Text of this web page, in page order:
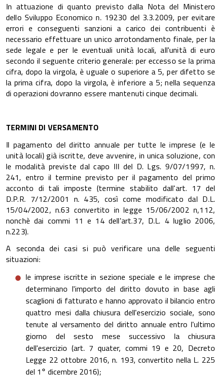
In attuazione di quanto previsto dalla Nota del Ministero
dello Sviluppo Economico n. 19230 del 3.3.2009, per evitare
errori e conseguenti sanzioni a carico dei contribuenti è
necessario effettuare un unico arrotondamento finale, per la
sede legale e per le eventuali unità locali, all'unità di euro
secondo il seguente criterio generale: per eccesso se la prima
cifra, dopo la virgola, è uguale o superiore a 5, per difetto se
la prima cifra, dopo la virgola, è inferiore a 5; nella sequenza
di operazioni dovranno essere mantenuti cinque decimali.
TERMINI DI VERSAMENTO
Il pagamento del diritto annuale per tutte le imprese (e le
unità locali) già iscritte, deve avvenire, in unica soluzione, con
le modalità previste dal capo III del D. Lgs. 9/07/1997, n.
241, entro il termine previsto per il pagamento del primo
acconto di tali imposte (termine stabilito dall'art. 17 del
D.P.R. 7/12/2001 n. 435, così come modificato dal D.L.
15/04/2002, n.63 convertito in legge 15/06/2002 n,112,
nonchè dai commi 11 e 14 dell'art.37, D.L. 4 luglio 2006,
n.223).
A seconda dei casi si può verificare una delle seguenti
situazioni:
le imprese iscritte in sezione speciale e le imprese che
determinano l'importo del diritto dovuto in base agli
scaglioni di fatturato e hanno approvato il bilancio entro
quattro mesi dalla chiusura dell'esercizio sociale, sono
tenute al versamento del diritto annuale entro l'ultimo
giorno del sesto mese successivo la chiusura
dell'esercizio (art. 7 quater, commi 19 e 20, Decreto
Legge 22 ottobre 2016, n. 193, convertito nella L. 225
del 1° dicembre 2016);